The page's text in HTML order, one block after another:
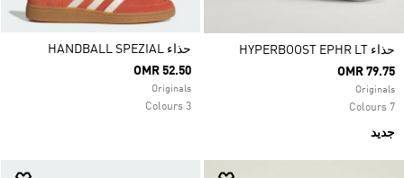
حذاء HYPERBOOST EPHR LT
OMR 79.75
Originals
7 Colours
جديد
حذاء HANDBALL SPEZIAL
OMR 52.50
Originals
3 Colours